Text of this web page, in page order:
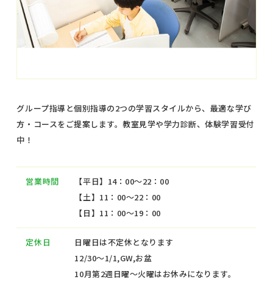
グループ指導と個別指導の2つの学習スタイルから、最適な学び
方・コースをご提案します。教室見学や学力診断、体験学習受付
中！
営業時間
【平日】14：00～22：00
【土】11：00～22：00
【日】11：00～19：00
定休日
日曜日は不定休となります
12/30～1/1,GW,お盆
10月第2週日曜～火曜はお休みになります。